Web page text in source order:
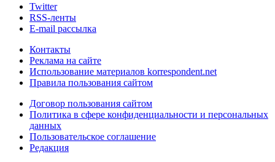
Twitter
RSS-ленты
E-mail рассылка
Контакты
Реклама на сайте
Использование материалов korrespondent.net
Правила пользования сайтом
Договор пользования сайтом
Политика в сфере конфиденциальности и персональных
данных
Пользовательское соглашение
Редакция